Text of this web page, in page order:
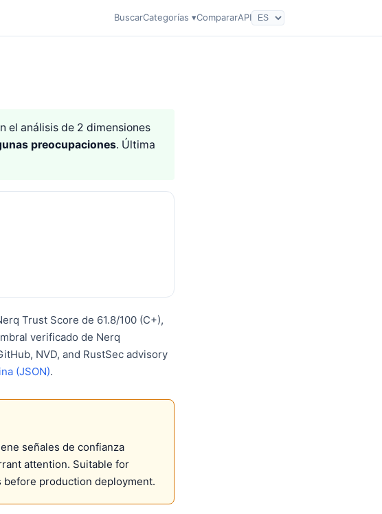
BuscarCategorías ▾CompararAPI
el análisis de 2 dimensiones
preocupaciones. Última
Trust Score de 61.8/100 (C+),
verificado de Nerq
NVD, and RustSec advisory
(JSON).
señales de confianza
attention. Suitable for
production deployment.